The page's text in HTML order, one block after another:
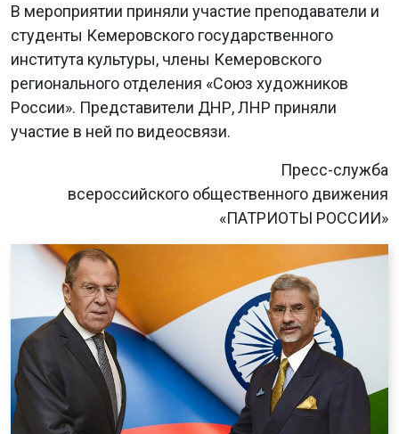
В мероприятии приняли участие преподаватели и
студенты Кемеровского государственного
института культуры, члены Кемеровского
регионального отделения «Союз художников
России». Представители ДНР, ЛНР приняли
участие в ней по видеосвязи.
Пресс-служба
всероссийского общественного движения
«ПАТРИОТЫ РОССИИ»